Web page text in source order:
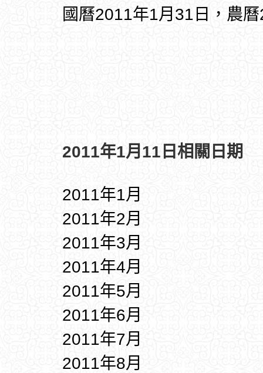
國曆2011年1月31日，農
2011年1月11日相關日期
2011年1月
2011年2月
2011年3月
2011年4月
2011年5月
2011年6月
2011年7月
2011年8月